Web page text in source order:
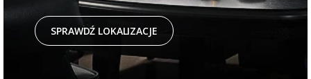
SPRAWDŹ LOKALIZACJE